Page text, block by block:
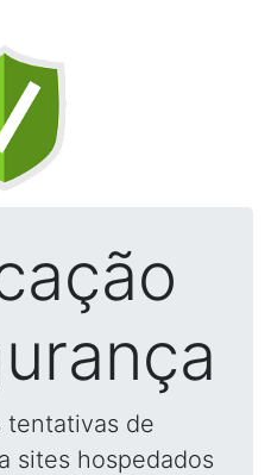
tentativas de
sites hospedados